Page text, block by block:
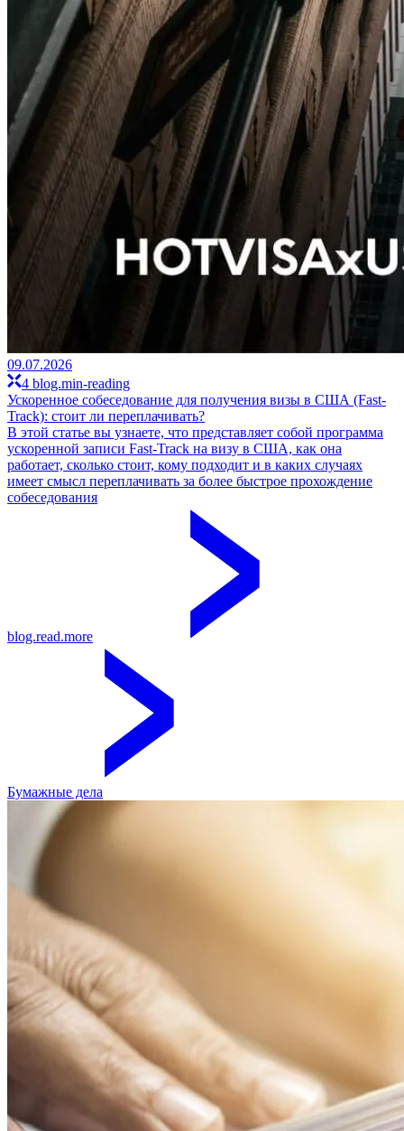
09.07.2026
4 blog.min-reading
Ускоренное собеседование для получения визы в США (Fast-
Track): стоит ли переплачивать?
В этой статье вы узнаете, что представляет собой программа
ускоренной записи Fast-Track на визу в США, как она
работает, сколько стоит, кому подходит и в каких случаях
имеет смысл переплачивать за более быстрое прохождение
собеседования
blog.read.more
Бумажные дела